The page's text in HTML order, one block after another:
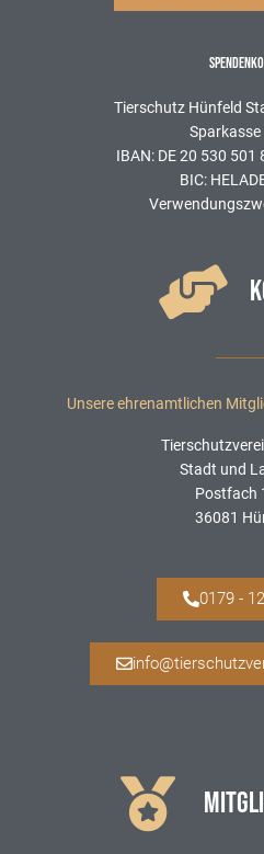
Tierschutz Hünfeld
Sparkasse
IBAN: DE 20 530 501
BIC:
Unsere ehrenamtlichen
Stadt und
Postfach
36081
0179 -